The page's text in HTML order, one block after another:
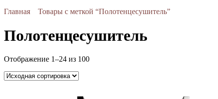
Главная
Товары с меткой “Полотенцесушитель”
Полотенцесушитель
Отображение 1–24 из 100